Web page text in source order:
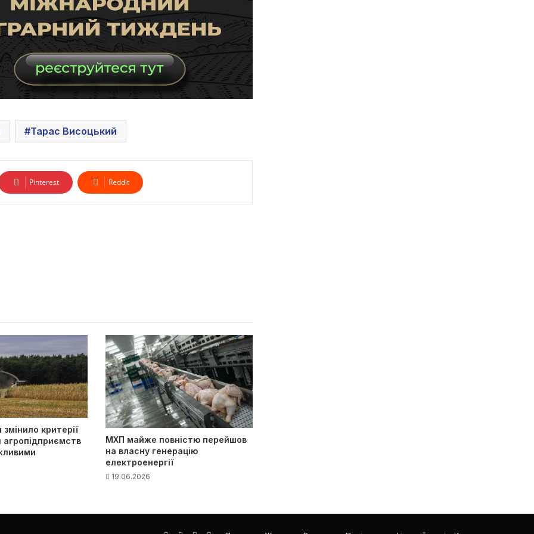
Тарас Висоцький
Pinterest Reddit
критерії
агропідприємств
МХП майже повністю перейшов
на власну генерацію
електроенергії
19.06.2026